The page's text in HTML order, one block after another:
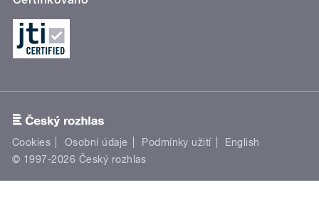
Cookies Osobní údaje Podmínky užití
English
© 1997-2026 Český rozhlas